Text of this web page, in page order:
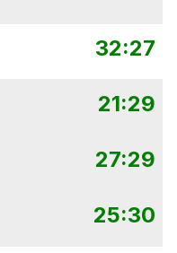
32:27
21:29
27:29
25:30